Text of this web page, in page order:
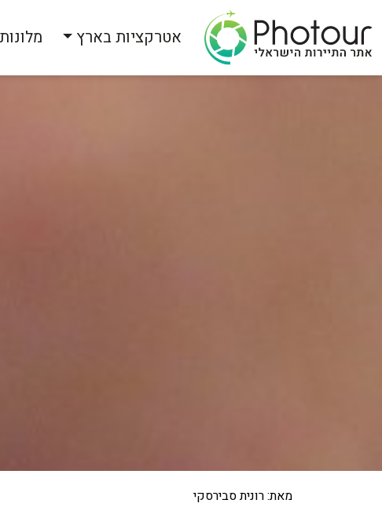
אטרקציות בארץ מלונות
מאת: רונית סבירסקי